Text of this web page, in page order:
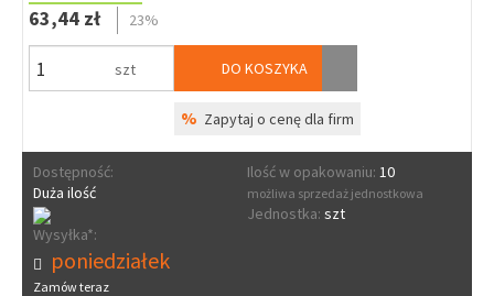
63,44 zł
23%
szt DO KOSZYKA
% Zapytaj o cenę dla firm
Dostępność:
Duża ilość
Ilość w opakowaniu: 10
możliwa sprzedaż jednostkowa
Jednostka: szt
Wysyłka*:
poniedziałek
Zamów teraz